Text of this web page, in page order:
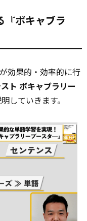
『ボキャブラ
効果的・効率的に行
ト ボキャブラリー
していきます。